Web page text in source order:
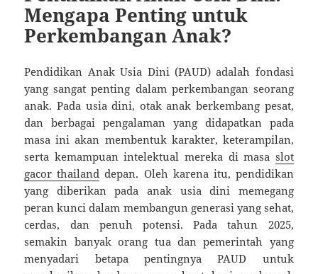
Mengapa Penting untuk
Perkembangan Anak?
Pendidikan Anak Usia Dini (PAUD) adalah fondasi
yang sangat penting dalam perkembangan seorang
anak. Pada usia dini, otak anak berkembang pesat,
dan berbagai pengalaman yang didapatkan pada
masa ini akan membentuk karakter, keterampilan,
serta kemampuan intelektual mereka di masa slot
gacor thailand depan. Oleh karena itu, pendidikan
yang diberikan pada anak usia dini memegang
peran kunci dalam membangun generasi yang sehat,
cerdas, dan penuh potensi. Pada tahun 2025,
semakin banyak orang tua dan pemerintah yang
menyadari betapa pentingnya PAUD untuk